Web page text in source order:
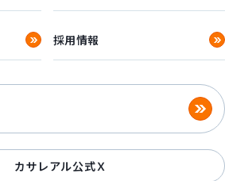
採用情報
カサレアル公式Ｘ